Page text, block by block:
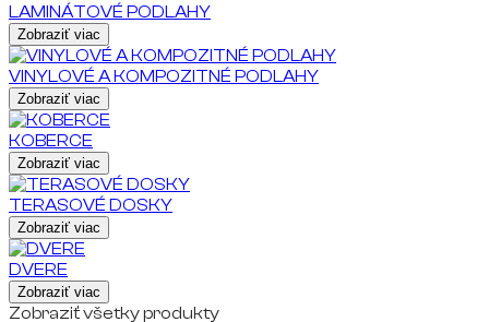
LAMINÁTOVÉ PODLAHY
Zobraziť viac
VINYLOVÉ A KOMPOZITNÉ PODLAHY
Zobraziť viac
KOBERCE
Zobraziť viac
TERASOVÉ DOSKY
Zobraziť viac
DVERE
Zobraziť viac
Zobraziť všetky produkty